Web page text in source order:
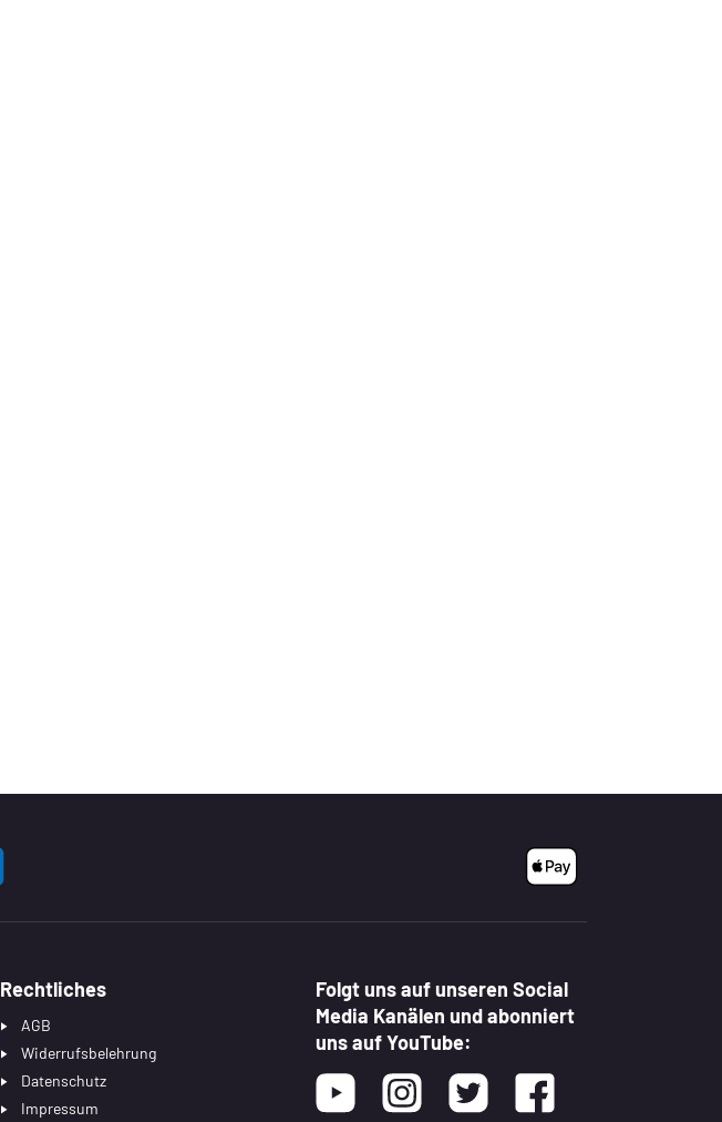
Rechtliches
AGB
Widerrufsbelehrung
Datenschutz
Impressum
Folgt uns auf unseren Social
Media Kanälen und abonniert
uns auf YouTube:
Youtube InstagramTwitter Facebook